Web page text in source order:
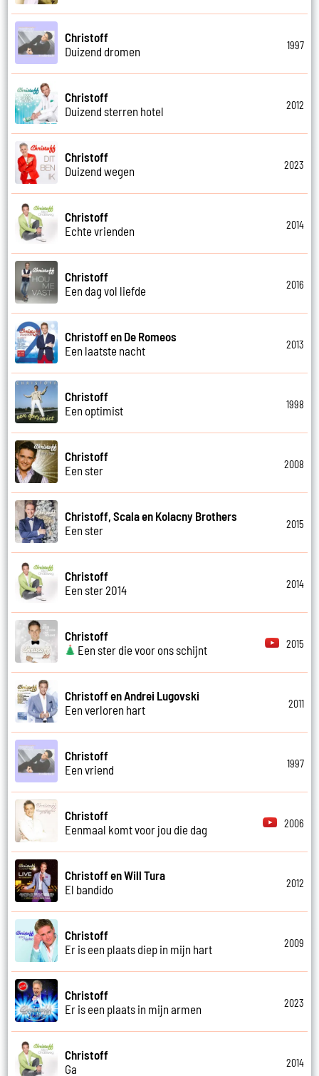
Christoff
Duizend dromen
1997
Christoff
Duizend sterren hotel
2012
Christoff
Duizend wegen
2023
Christoff
Echte vrienden
2014
Christoff
Een dag vol liefde
2016
Christoff en De Romeos
Een laatste nacht
2013
Christoff
Een optimist
1998
Christoff
Een ster
2008
Christoff, Scala en Kolacny Brothers
Een ster
2015
Christoff
Een ster 2014
2014
Christoff
Een ster die voor ons schijnt
2015
Christoff en Andrei Lugovski
Een verloren hart
2011
Christoff
Een vriend
1997
Christoff
Eenmaal komt voor jou die dag
2006
Christoff en Will Tura
El bandido
2012
Christoff
Er is een plaats diep in mijn hart
2009
Christoff
Er is een plaats in mijn armen
2023
Christoff
Ga
2014